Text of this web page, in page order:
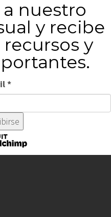
nuestro
y recibe
y
*